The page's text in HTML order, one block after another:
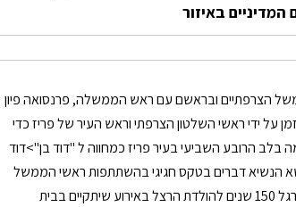
באיזור
הצרפתיים ובראשם עם ראש הממשלה, פרנסואה פיון
על ידי ראשי השלטון הצרפתי וראש העיר של פריז כדי
בלב הרובע השביעי בעיר פריז כמחווה ל "דוד בן">דוד
יישא הנשיא דברים בטקס חגיגי בהשתתפות ראשי הממשל
וראשי הקהילות היהודיות בצרפת לרגל 150 שנים להולדת הרצל באירוע שיתקיים בבית